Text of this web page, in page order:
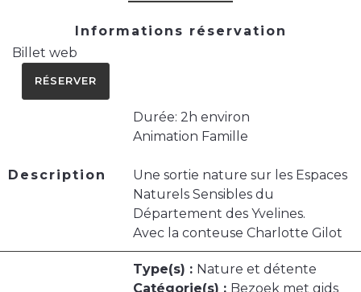
Informations réservation
Billet web
RÉSERVER
Description
Durée: 2h environ
Animation Famille
Une sortie nature sur les Espaces
Naturels Sensibles du
Département des Yvelines.
Avec la conteuse Charlotte Gilot
Type(s) : Nature et détente
Catégorie(s) : Bezoek met gids